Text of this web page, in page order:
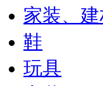
家装、
鞋
玩具